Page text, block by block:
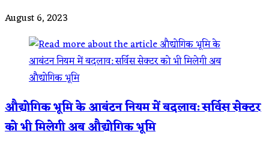
August 6, 2023
औद्योगिक भूमि के आबंटन नियम में बदलाव: सर्विस सेक्टर
को भी मिलेगी अब औद्योगिक भूमि